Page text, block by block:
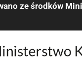
ze środków